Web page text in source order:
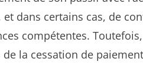
dans certains cas, de
compétentes.
la cessation de